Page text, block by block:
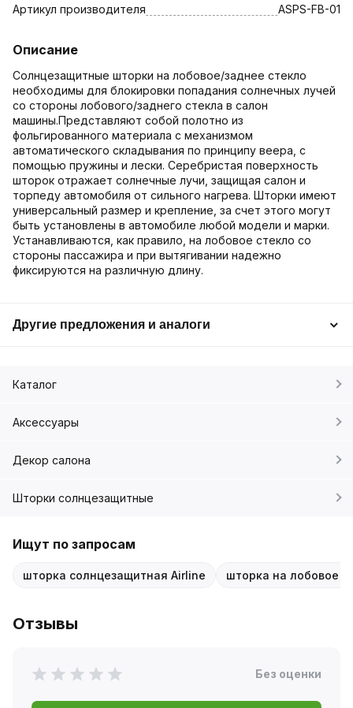
Артикул производителя ASPS-FB-01
Описание
Солнцезащитные шторки на лобовое/заднее стекло
необходимы для блокировки попадания солнечных лучей
со стороны лобового/заднего стекла в салон
машины.Представляют собой полотно из
фольгированного материала с механизмом
автоматического складывания по принципу веера, с
помощью пружины и лески. Серебристая поверхность
шторок отражает солнечные лучи, защищая салон и
торпеду автомобиля от сильного нагрева. Шторки имеют
универсальный размер и крепление, за счет этого могут
быть установлены в автомобиле любой модели и марки.
Устанавливаются, как правило, на лобовое стекло со
стороны пассажира и при вытягивании надежно
фиксируются на различную длину.
Другие предложения и аналоги
Каталог
Аксессуары
Декор салона
Шторки солнцезащитные
Ищут по запросам
шторка солнцезащитная Airline шторка на лобовое
Отзывы
Без оценки